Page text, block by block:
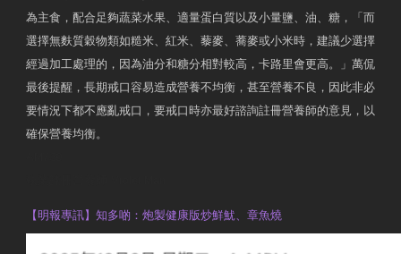
為主食，配合足夠蔬菜水果、適量蛋白質以及小量鹽、油、糖，「而
選擇無麩質穀物類如糙米、紅米、藜麥、蕎麥或小米時，建議少選擇
經過加工處理的，因為油分和糖分相對較高，卡路里會更高。」萬侃
最後提醒，長期戒口容易造成營養不均衡，甚至營養不良，因此非必
要情況下都不應亂戒口，要戒口時亦最好諮詢註冊營養師的意見，以
確保營養均衡。
【明報專訊】知多啲：炮製健康版炒鮮魷、章魚燒